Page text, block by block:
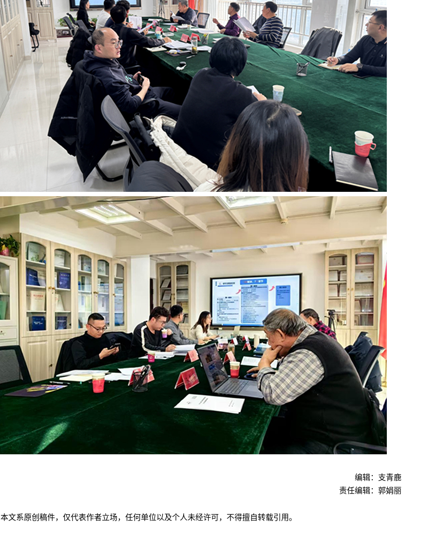
编辑：支青鹿
责任编辑：郭娟丽
本文系原创稿件，仅代表作者立场，任何单位以及个人未经许可，不得擅自转载引用。